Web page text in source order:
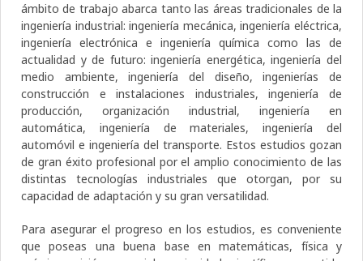
ámbito de trabajo abarca tanto las áreas tradicionales de la
ingeniería industrial: ingeniería mecánica, ingeniería eléctrica,
ingeniería electrónica e ingeniería química como las de
actualidad y de futuro: ingeniería energética, ingeniería del
medio ambiente, ingeniería del diseño, ingenierías de
construcción e instalaciones industriales, ingeniería de
producción, organización industrial, ingeniería en
automática, ingeniería de materiales, ingeniería del
automóvil e ingeniería del transporte. Estos estudios gozan
de gran éxito profesional por el amplio conocimiento de las
distintas tecnologías industriales que otorgan, por su
capacidad de adaptación y su gran versatilidad.
Para asegurar el progreso en los estudios, es conveniente
que poseas una buena base en matemáticas, física y